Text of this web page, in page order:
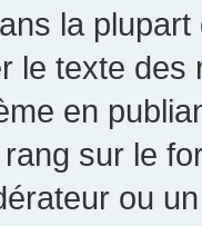
la
le texte
en
rang sur le
ou